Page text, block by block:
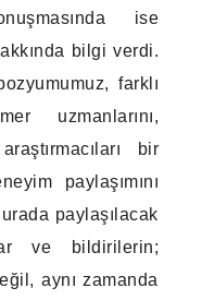
ise
bilgi verdi.
farklı
uzmanlarını,
bir
paylaşımını
paylaşılacak
ve bildirilerin;
aynı zamanda